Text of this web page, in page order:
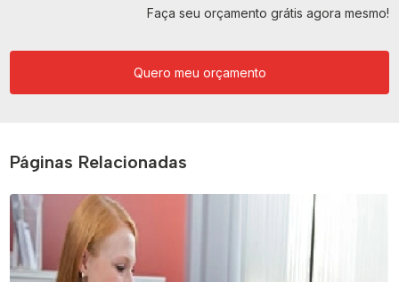
Faça seu orçamento grátis agora mesmo!
Quero meu orçamento
Páginas Relacionadas